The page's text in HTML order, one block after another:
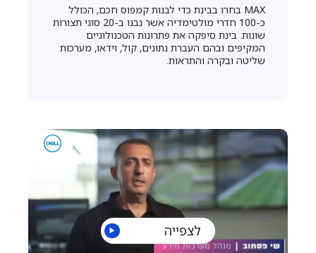
MAX בחרו בבינת כדי לבנות קמפוס חכם, הכולל
כ-100 חדרי מולטימדיה אשר נבנו ב-20 סוגי תצורות
שונות. בינת סיפקה את פתרונות הטכנולוגיים
המקיפים ובהם העברת נתונים, קול, וידאו, מערכות
שליטה ובקרה והתראות.
לצפייה